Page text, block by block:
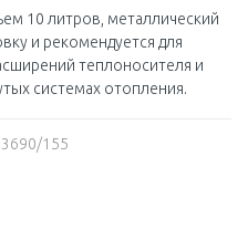
10 литров, металлический
и рекомендуется для
теплоносителя и
системах отопления.
155